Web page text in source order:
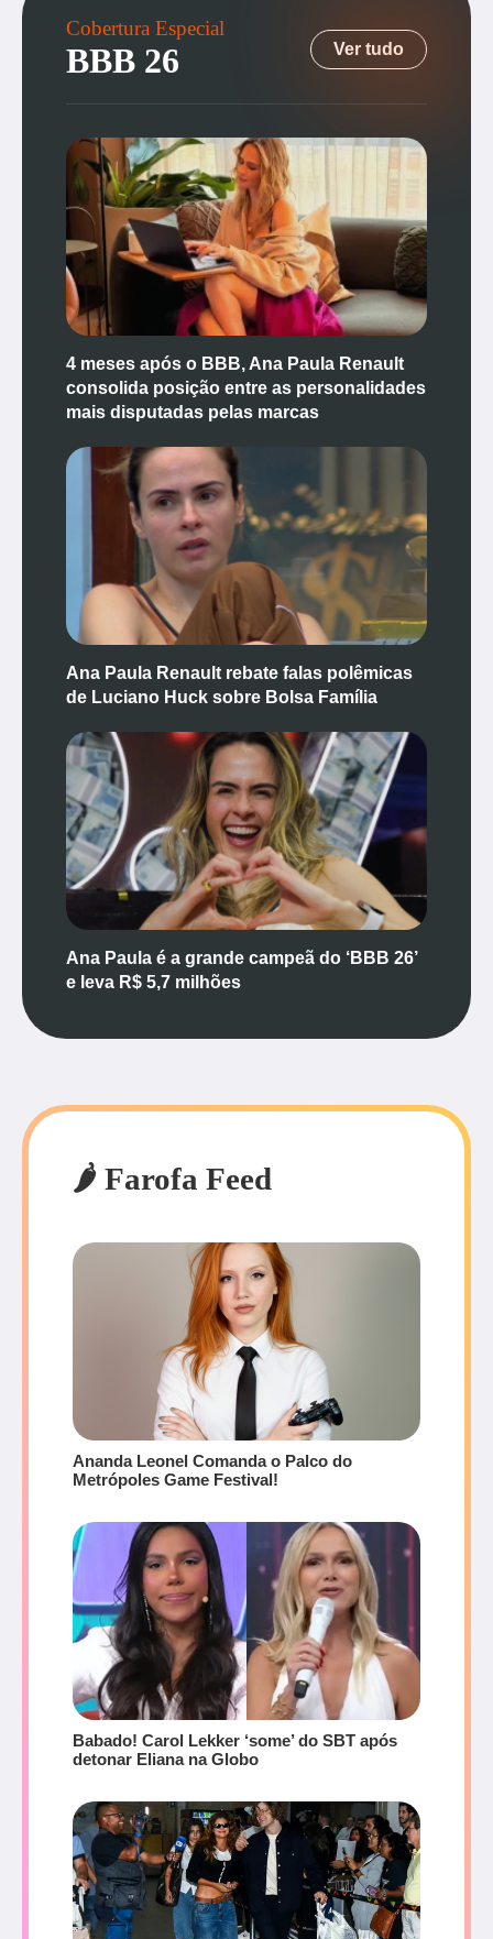
Cobertura Especial
BBB 26 Ver tudo
4 meses após o BBB, Ana Paula Renault
consolida posição entre as personalidades
mais disputadas pelas marcas
Ana Paula Renault rebate falas polêmicas
de Luciano Huck sobre Bolsa Família
Ana Paula é a grande campeã do ‘BBB 26’
e leva R$ 5,7 milhões
🌶️ Farofa Feed
Ananda Leonel Comanda o Palco do
Metrópoles Game Festival!
Babado! Carol Lekker ‘some’ do SBT após
detonar Eliana na Globo